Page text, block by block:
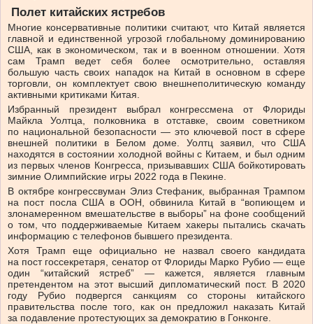
Полет китайских ястребов
Многие консервативные политики считают, что Китай является
главной и единственной угрозой глобальному доминированию
США, как в экономическом, так и в военном отношении. Хотя
сам Трамп ведет себя более осмотрительно, оставляя
большую часть своих нападок на Китай в основном в сфере
торговли, он комплектует свою внешнеполитическую команду
активными критиками Китая.
Избранный президент выбрал конгрессмена от Флориды
Майкла Уолтца, полковника в отставке, своим советником
по национальной безопасности — это ключевой пост в сфере
внешней политики в Белом доме. Уолтц заявил, что США
находятся в состоянии холодной войны с Китаем, и был одним
из первых членов Конгресса, призывавших США бойкотировать
зимние Олимпийские игры 2022 года в Пекине.
В октябре конгрессвуман Элиз Стефаник, выбранная Трампом
на пост посла США в ООН, обвинила Китай в “вопиющем и
злонамеренном вмешательстве в выборы” на фоне сообщений
о том, что поддерживаемые Китаем хакеры пытались скачать
информацию с телефонов бывшего президента.
Хотя Трамп еще официально не назвал своего кандидата
на пост госсекретаря, сенатор от Флориды Марко Рубио — еще
один “китайский ястреб” — кажется, является главным
претендентом на этот высший дипломатический пост. В 2020
году Рубио подвергся санкциям со стороны китайского
правительства после того, как он предложил наказать Китай
за подавление протестующих за демократию в Гонконге.